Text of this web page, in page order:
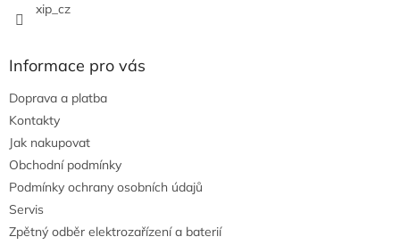
xip_cz
Informace pro vás
Doprava a platba
Kontakty
Jak nakupovat
Obchodní podmínky
Podmínky ochrany osobních údajů
Servis
Zpětný odběr elektrozařízení a baterií